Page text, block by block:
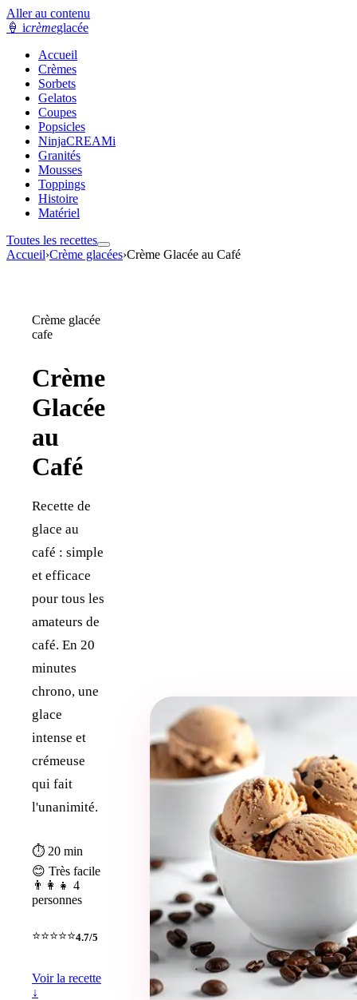
Aller au contenu
🍦 icrèmeglacée
Accueil
Crèmes
Sorbets
Gelatos
Coupes
Popsicles
NinjaCREAMi
Granités
Mousses
Toppings
Histoire
Matériel
Toutes les recettes
Accueil›Crème glacées›Crème Glacée au Café
Crème glacée
cafe
Crème
Glacée
au
Café
Recette de
glace au
café : simple
et efficace
pour tous les
amateurs de
café. En 20
minutes
chrono, une
glace
intense et
crémeuse
qui fait
l'unanimité.
⏱ 20 min
😊 Très facile
👨‍👩‍👧 4
personnes
⭐⭐⭐⭐⭐4.7/5
Voir la recette
↓